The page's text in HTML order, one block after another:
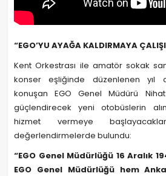
“EGO’YU AYAĞA KALDIRMAYA
Kent Orkestrası ile amatör sokak
konser eşliğinde düzenlenen yıl
konuşan EGO Genel Müdürü
güçlendirecek yeni otobüslerin
hizmet vermeye
değerlendirmelerde bulundu:
“EGO Genel Müdürlüğü 16 Aralık
EGO Genel Müdürlüğü hem